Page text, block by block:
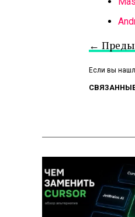
←
Если вы